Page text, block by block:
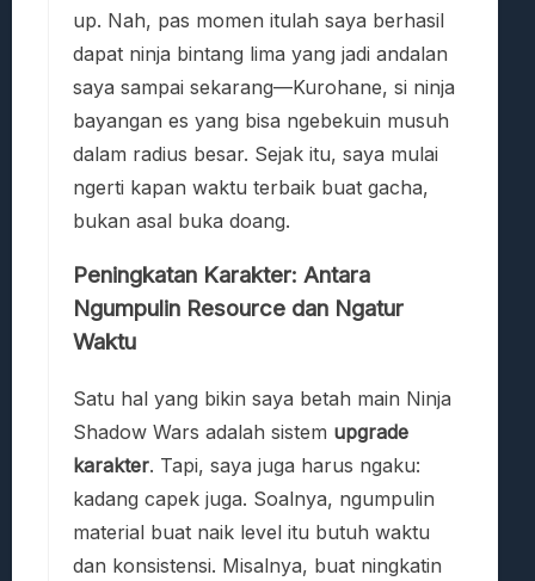
up. Nah, pas momen itulah saya berhasil
dapat ninja bintang lima yang jadi andalan
saya sampai sekarang—Kurohane, si ninja
bayangan es yang bisa ngebekuin musuh
dalam radius besar. Sejak itu, saya mulai
ngerti kapan waktu terbaik buat gacha,
bukan asal buka doang.
Peningkatan Karakter: Antara
Ngumpulin Resource dan Ngatur
Waktu
Satu hal yang bikin saya betah main Ninja
Shadow Wars adalah sistem upgrade
karakter. Tapi, saya juga harus ngaku:
kadang capek juga. Soalnya, ngumpulin
material buat naik level itu butuh waktu
dan konsistensi. Misalnya, buat ningkatin